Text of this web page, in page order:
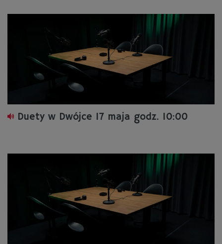
Duety w Dwójce 17 maja godz. 10:00